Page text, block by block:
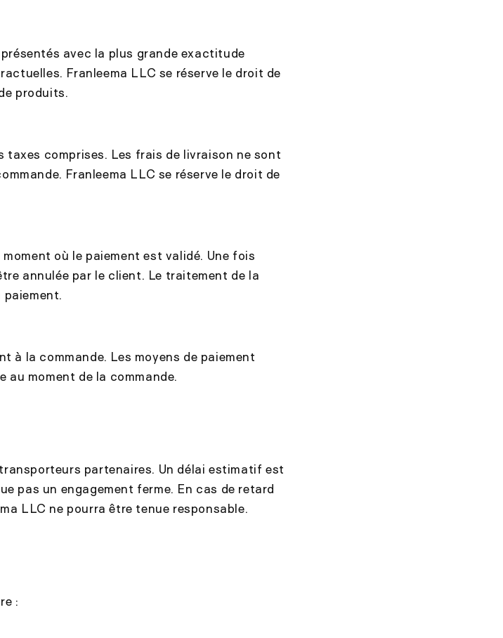
avec la plus grande exactitude
Franleema LLC se réserve le droit de
produits.
taxes comprises. Les frais de livraison ne sont
Franleema LLC se réserve le droit de
où le paiement est validé. Une fois
annulée par le client. Le traitement de la
à la commande. Les moyens de paiement
moment de la commande.
partenaires. Un délai estimatif est
pas un engagement ferme. En cas de retard
LLC ne pourra être tenue responsable.
: